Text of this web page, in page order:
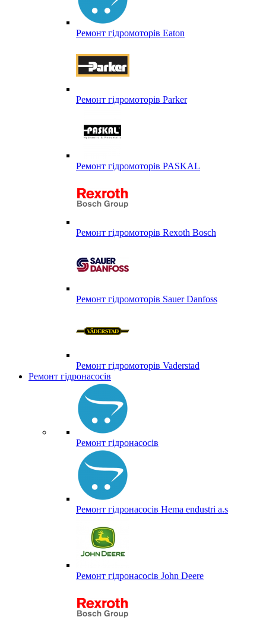
Ремонт гідромоторів Eaton
Ремонт гідромоторів Parker
Ремонт гідромоторів PASKAL
Ремонт гідромоторів Rexoth Bosch
Ремонт гідромоторів Sauer Danfoss
Ремонт гідромоторів Vaderstad
Ремонт гідронасосів
Ремонт гідронасосів
Ремонт гідронасосів Hema endustri a.s
Ремонт гідронасосів John Deere